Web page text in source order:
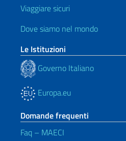
Viaggiare sicuri
Dove siamo nel mondo
Le Istituzioni
Governo Italiano
Europa.eu
Domande frequenti
Faq – MAECI